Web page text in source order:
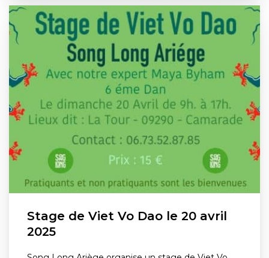
Stage de Viet Vo Dao le 20 avril
2025